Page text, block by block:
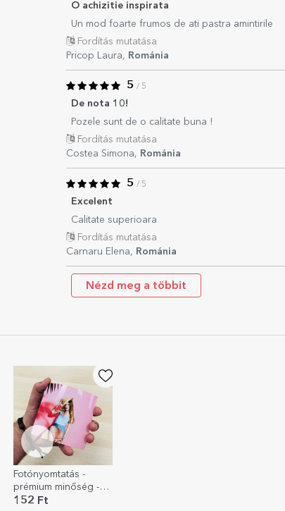
O achizitie inspirata
Un mod foarte frumos de ati pastra amintirile
Fordítás mutatása
Pricop Laura, Románia
5 / 5
De nota 10!
Pozele sunt de o calitate buna !
Fordítás mutatása
Costea Simona, Románia
5 / 5
Excelent
Calitate superioara
Fordítás mutatása
Carnaru Elena, Románia
Nézd meg a többit
Fotónyomtatás -
prémium minőség -
10x12 cm-es
152 Ft